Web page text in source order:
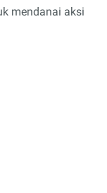
mendanai aksi